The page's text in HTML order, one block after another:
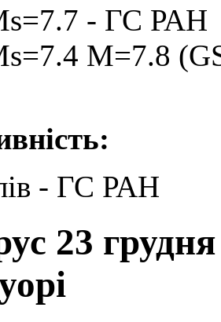
- ГС РАН
M=7.8
- ГС РАН
23